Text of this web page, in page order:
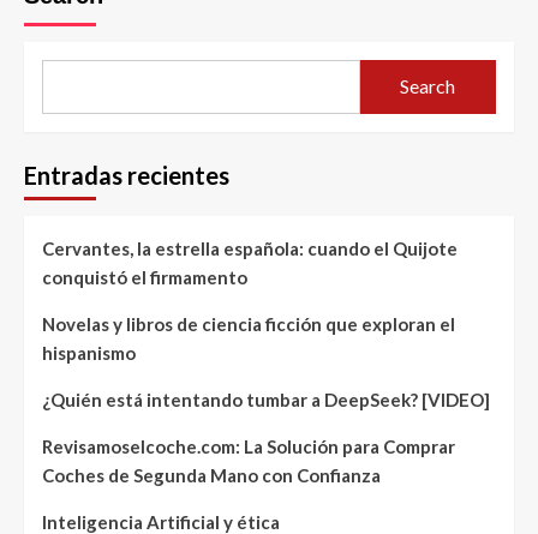
Search
Entradas recientes
Cervantes, la estrella española: cuando el Quijote
conquistó el firmamento
Novelas y libros de ciencia ficción que exploran el
hispanismo
¿Quién está intentando tumbar a DeepSeek? [VIDEO]
Revisamoselcoche.com: La Solución para Comprar
Coches de Segunda Mano con Confianza
Inteligencia Artificial y ética